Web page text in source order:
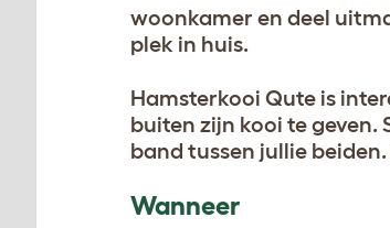
woonkamer en deel
plek in huis.
Hamsterkooi Qute is
buiten zijn kooi te
band tussen jullie beiden.
Wanneer